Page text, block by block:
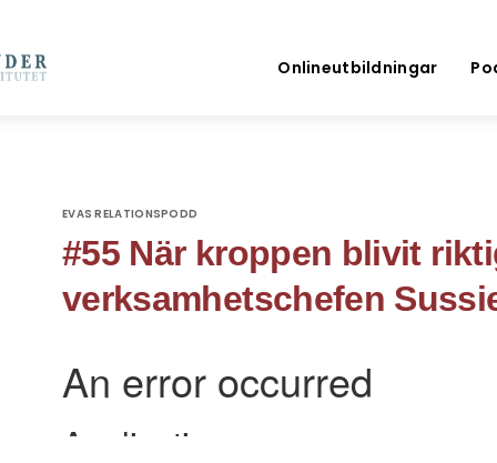
Onlineutbildningar
EVAS RELATIONSPODD
#55 När kroppen blivit
verksamhetschefen